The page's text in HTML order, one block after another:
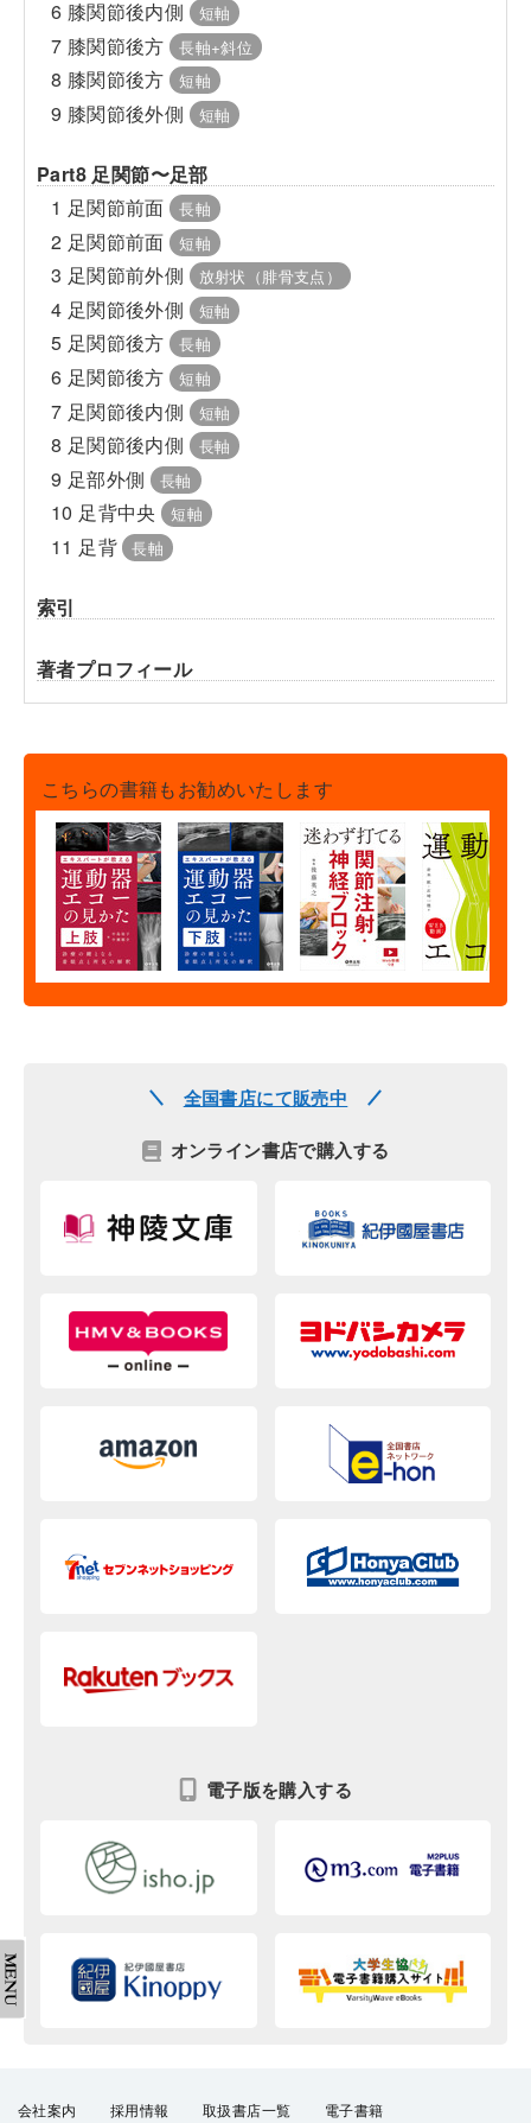
6 膝関節後内側
短軸
7 膝関節後方 長軸+斜位
8 膝関節後方 短軸
9 膝関節後外側 短軸
Part8 足関節〜足部
1 足関節前面 長軸
2 足関節前面 短軸
3 足関節前外側 放射状（腓骨支点）
4 足関節後外側 短軸
5 足関節後方 長軸
6 足関節後方 短軸
7 足関節後内側 短軸
8 足関節後内側 長軸
9 足部外側 長軸
10 足背中央 短軸
11 足背 長軸
索引
著者プロフィール
こちらの書籍もお勧めいたします
全国書店にて販売中
オンライン書店で購入する
電子版を購入する
会社案内 採用情報 取扱書店一覧 電子書籍